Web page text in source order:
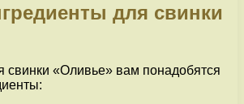
для свинки
свинки «Оливье» вам понадобятся